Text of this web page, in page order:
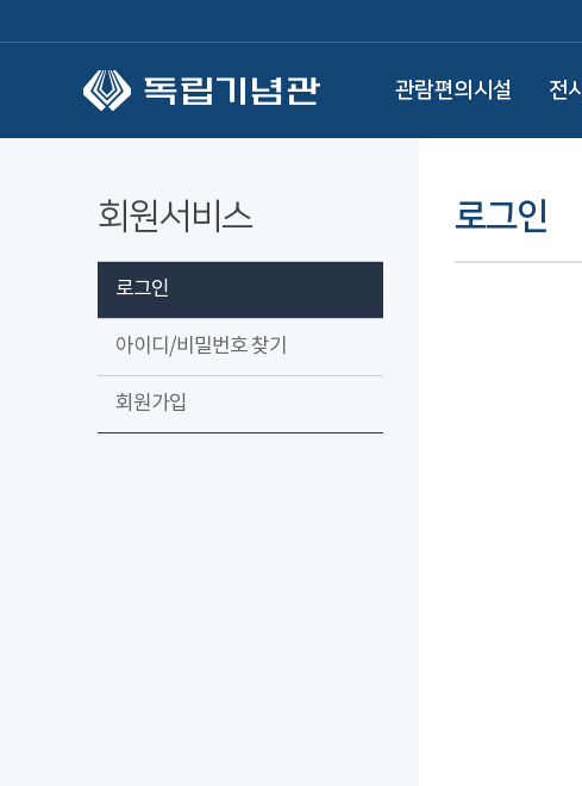
관람편의시설 전시
회원서비스
로그인
아이디/비밀번호 찾기
회원가입
로그인